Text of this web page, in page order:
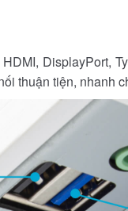
DisplayPort,
thuận tiện, nhanh